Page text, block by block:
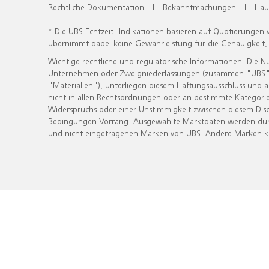
Rechtliche Dokumentation | Bekanntmachungen |
* Die UBS Echtzeit- Indikationen basieren auf
übernimmt dabei keine Gewährleistung für die
Wichtige rechtliche und regulatorische Informationen. Die
Unternehmen oder Zweigniederlassungen (zusammen
"Materialien"), unterliegen diesem Haftungsausschluss
nicht in allen Rechtsordnungen oder an bestimmte
Widerspruchs oder einer Unstimmigkeit zwischen diesem
Bedingungen Vorrang. Ausgewählte Marktdaten werden
und nicht eingetragenen Marken von UBS. Andere Marken